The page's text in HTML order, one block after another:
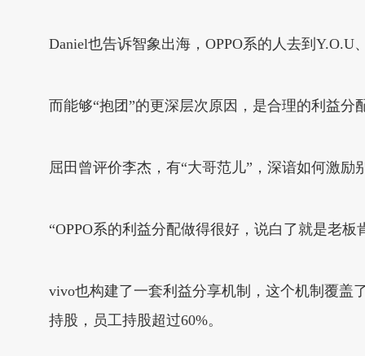
Daniel也告诉智象出海，OPPO系的人去到
而能够“抱团”的更深层次原因，是合理的利益分
屈田曾评价李杰，有“大哥范儿”，深谙如何激
“OPPO系的利益分配做得很好，说白了就是老
vivo也构建了一套利益分享机制，这个机制覆盖
持股，员工持股超过60%。